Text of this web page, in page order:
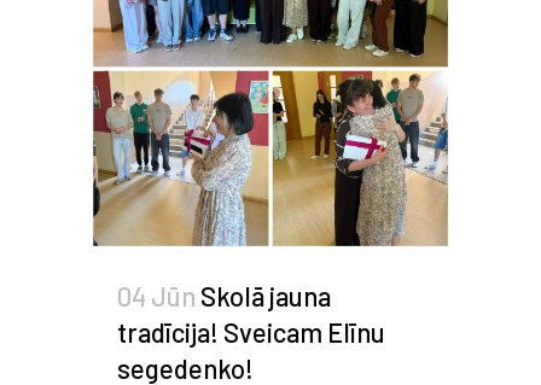
04 Jūn Skolā jauna
tradīcija! Sveicam Elīnu
segedenko!